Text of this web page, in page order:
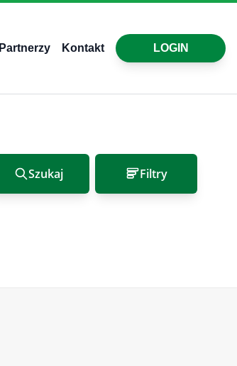
Partnerzy Kontakt LOGIN
Szukaj Filtry